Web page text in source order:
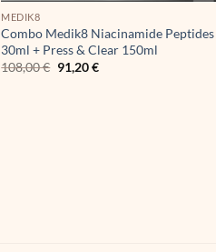
MEDIK8
Combo Medik8 Niacinamide Peptides
30ml + Press & Clear 150ml
108,00€ Original
price
91,20€Η